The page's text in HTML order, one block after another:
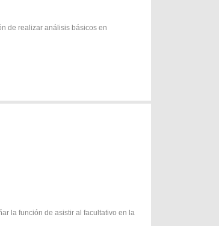
de realizar análisis básicos en
la función de asistir al facultativo en la